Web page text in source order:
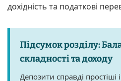
дохідність та податкові
Підсумок розділу:
складності та доходу
Депозити справді простіші